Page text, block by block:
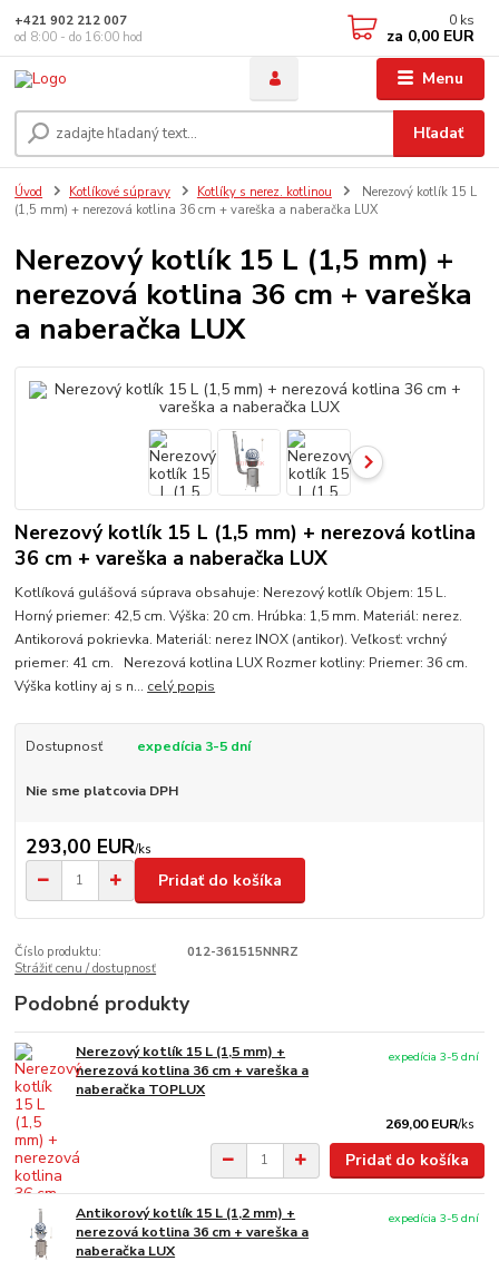
Menu
Hľadať
+421 902 212 007
od 8:00 - do 16:00 hod
0 ks
za 0,00 EUR
Úvod Kotlíkové súpravy Kotlíky s nerez. kotlinou
Nerezový kotlík 15 L
(1,5 mm) + nerezová kotlina 36 cm + vareška a naberačka LUX
Nerezový kotlík 15 L (1,5 mm) +
nerezová kotlina 36 cm + vareška
a naberačka LUX
Nerezový kotlík 15 L (1,5 mm) + nerezová kotlina
36 cm + vareška a naberačka LUX
Kotlíková gulášová súprava obsahuje: Nerezový kotlík Objem: 15 L.
Horný priemer: 42,5 cm. Výška: 20 cm. Hrúbka: 1,5 mm. Materiál: nerez.
Antikorová pokrievka. Materiál: nerez INOX (antikor). Veľkosť: vrchný
priemer: 41 cm. Nerezová kotlina LUX Rozmer kotliny: Priemer: 36 cm.
Výška kotliny aj s n... celý popis
Dostupnosť expedícia 3-5 dní
Nie sme platcovia DPH
293,00 EUR/ks
Pridať do košíka
Číslo produktu:
012-361515NNRZ
Strážiť cenu / dostupnosť
Podobné produkty
Nerezový kotlík 15 L (1,5 mm) +
nerezová kotlina 36 cm + vareška a
naberačka TOPLUX
269,00 EUR/ks
expedícia 3-5 dní
Pridať do košíka
Antikorový kotlík 15 L (1,2 mm) +
nerezová kotlina 36 cm + vareška a
naberačka LUX
expedícia 3-5 dní